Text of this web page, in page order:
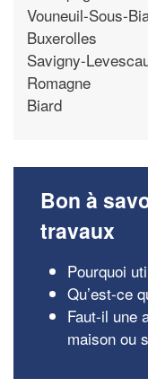
Vouneuil-Sous-
Buxerolles
Savigny-
Romagne
Biard
Bon à
travaux
Pourquoi
Qu’est-ce
Faut-il une
maison ou